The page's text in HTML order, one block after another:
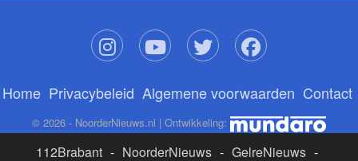
Home Privacybeleid Algemene voorwaarden Contact
© 2026 - NoorderNieuws.nl | Ontwikkeling:
112Brabant - NoorderNieuws - GelreNieuws -